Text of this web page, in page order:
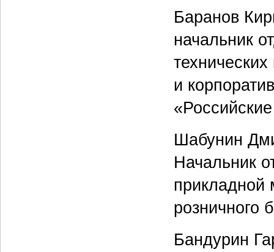
Баранов
начальник
и
Шабунин
Начальник
прикладной
розничного
Бандурин